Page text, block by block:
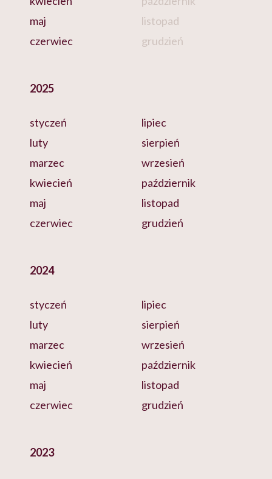
maj
czerwiec
listopad
grudzień
2025
styczeń
luty
marzec
kwiecień
maj
czerwiec
lipiec
sierpień
wrzesień
październik
listopad
grudzień
2024
styczeń
luty
marzec
kwiecień
maj
czerwiec
lipiec
sierpień
wrzesień
październik
listopad
grudzień
2023